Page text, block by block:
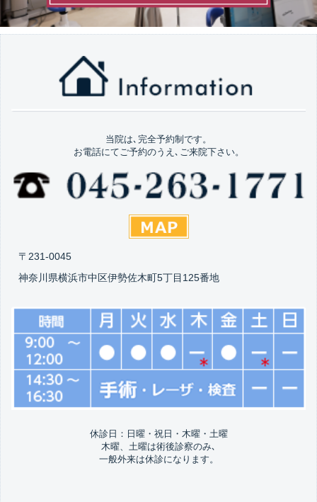
当院は､完全予約制です。
お電話にてご予約のうえ､ご来院下さい。
〒231-0045
神奈川県横浜市中区伊勢佐木町5丁目125番地
休診日：日曜・祝日・木曜・土曜
木曜、土曜は術後診察のみ､
一般外来は休診になります。